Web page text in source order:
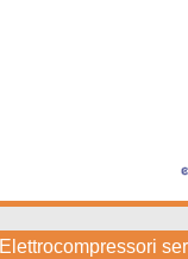
Elettrocompressori